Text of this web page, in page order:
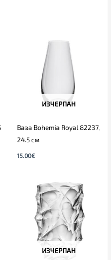
ИЗЧЕРПАН
Ваза Bohemia Royal 82237,
24.5 см
15.00€
ИЗЧЕРПАН